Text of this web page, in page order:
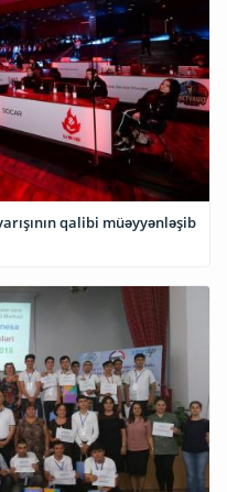
qalibi müəyyənləşib